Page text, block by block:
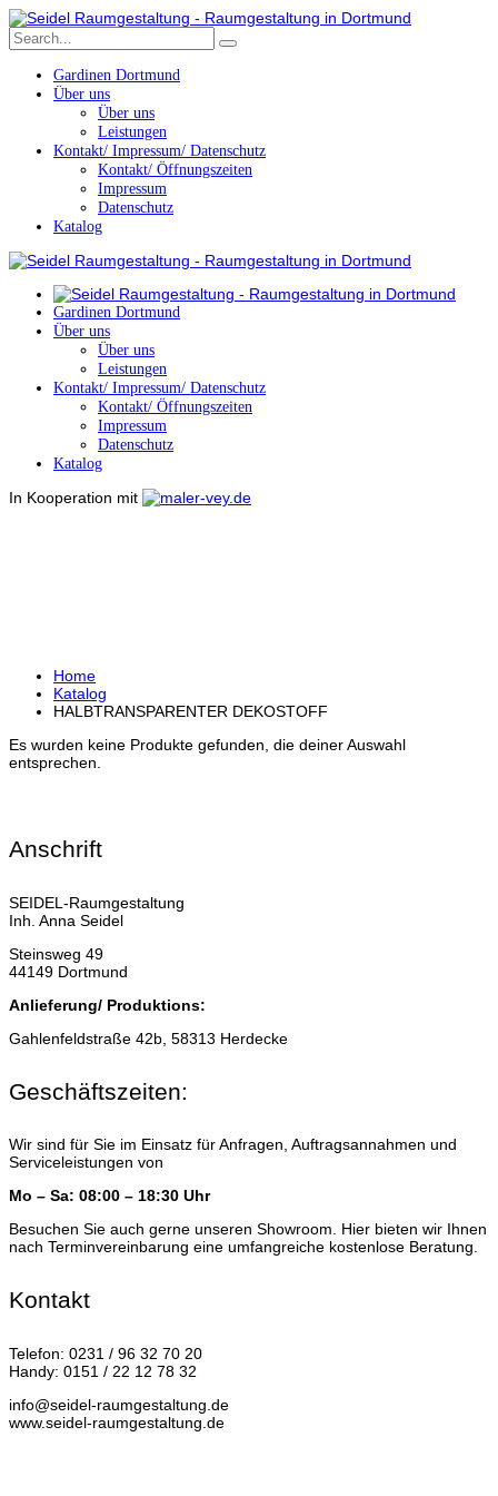
Gardinen Dortmund
Über uns
Über uns
Leistungen
Kontakt/ Impressum/ Datenschutz
Kontakt/ Öffnungszeiten
Impressum
Datenschutz
Katalog
Gardinen Dortmund
Über uns
Über uns
Leistungen
Kontakt/ Impressum/ Datenschutz
Kontakt/ Öffnungszeiten
Impressum
Datenschutz
Katalog
In Kooperation mit
Home
Katalog
HALBTRANSPARENTER DEKOSTOFF
Es wurden keine Produkte gefunden, die deiner Auswahl
entsprechen.
Anschrift
SEIDEL-Raumgestaltung
Inh. Anna Seidel
Steinsweg 49
44149 Dortmund
Anlieferung/ Produktions:
Gahlenfeldstraße 42b, 58313 Herdecke
Geschäftszeiten:
Wir sind für Sie im Einsatz für Anfragen, Auftragsannahmen und
Serviceleistungen von
Mo – Sa: 08:00 – 18:30 Uhr
Besuchen Sie auch gerne unseren Showroom. Hier bieten wir Ihnen
nach Terminvereinbarung eine umfangreiche kostenlose Beratung.
Kontakt
Telefon: 0231 / 96 32 70 20
Handy: 0151 / 22 12 78 32
info@seidel-raumgestaltung.de
www.seidel-raumgestaltung.de